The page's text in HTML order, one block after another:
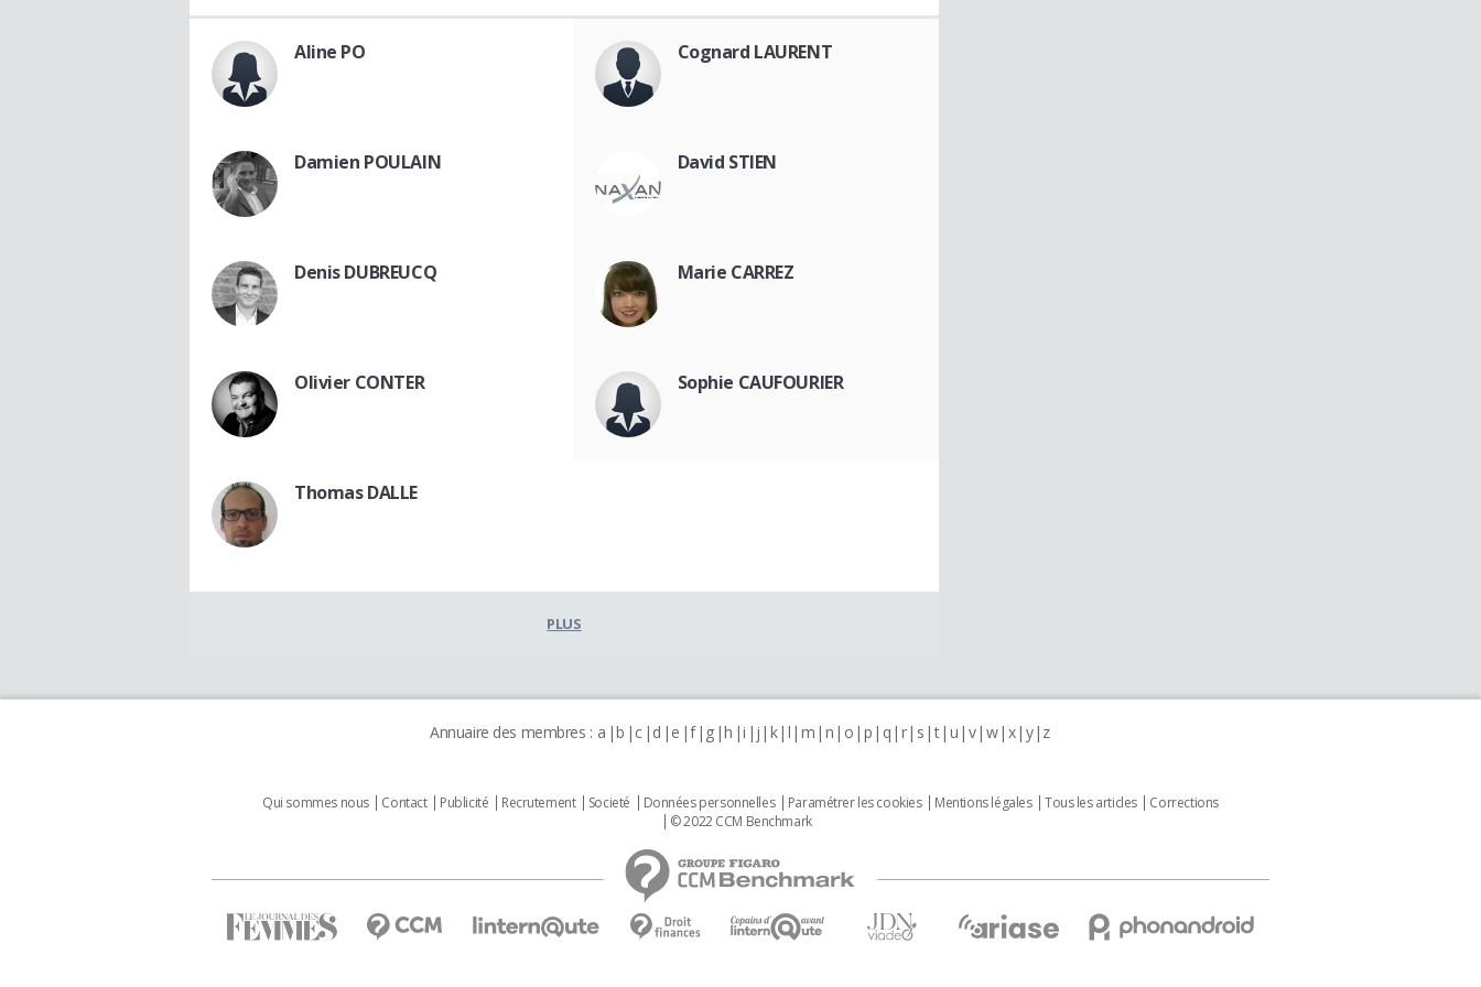
Aline PO Cognard LAURENT
Damien POULAIN David STIEN
Denis DUBREUCQ Marie CARREZ
Olivier CONTER Sophie CAUFOURIER
Thomas DALLE
PLUS
Annuaire des membres : a b c d e f g h i j k l m n o p q r s t u v w x y z
Qui sommes nous Contact Publicité Recrutement Societé Données personnelles Paramétrer les cookies Mentions légales Tous les articles
Corrections
© 2022 CCM Benchmark